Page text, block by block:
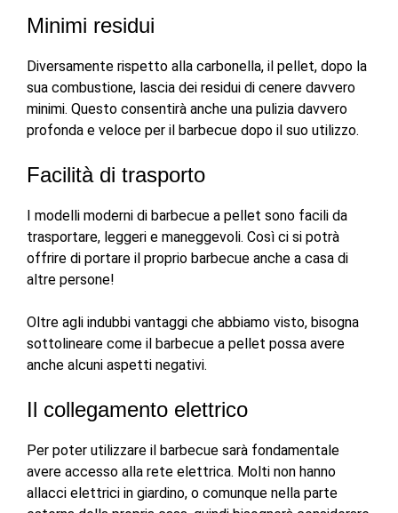
Minimi residui
Diversamente rispetto alla carbonella, il pellet, dopo la
sua combustione, lascia dei residui di cenere davvero
minimi. Questo consentirà anche una pulizia davvero
profonda e veloce per il barbecue dopo il suo utilizzo.
Facilità di trasporto
I modelli moderni di barbecue a pellet sono facili da
trasportare, leggeri e maneggevoli. Così ci si potrà
offrire di portare il proprio barbecue anche a casa di
altre persone!
Oltre agli indubbi vantaggi che abbiamo visto, bisogna
sottolineare come il barbecue a pellet possa avere
anche alcuni aspetti negativi.
Il collegamento elettrico
Per poter utilizzare il barbecue sarà fondamentale
avere accesso alla rete elettrica. Molti non hanno
allacci elettrici in giardino, o comunque nella parte